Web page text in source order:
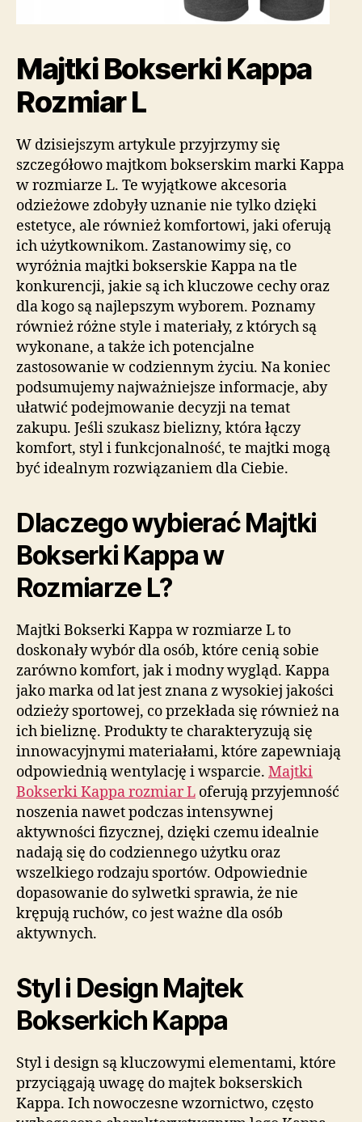
Majtki Bokserki Kappa
Rozmiar L
W dzisiejszym artykule przyjrzymy się
szczegółowo majtkom bokserskim marki Kappa
w rozmiarze L. Te wyjątkowe akcesoria
odzieżowe zdobyły uznanie nie tylko dzięki
estetyce, ale również komfortowi, jaki oferują
ich użytkownikom. Zastanowimy się, co
wyróżnia majtki bokserskie Kappa na tle
konkurencji, jakie są ich kluczowe cechy oraz
dla kogo są najlepszym wyborem. Poznamy
również różne style i materiały, z których są
wykonane, a także ich potencjalne
zastosowanie w codziennym życiu. Na koniec
podsumujemy najważniejsze informacje, aby
ułatwić podejmowanie decyzji na temat
zakupu. Jeśli szukasz bielizny, która łączy
komfort, styl i funkcjonalność, te majtki mogą
być idealnym rozwiązaniem dla Ciebie.
Dlaczego wybierać Majtki
Bokserki Kappa w
Rozmiarze L?
Majtki Bokserki Kappa w rozmiarze L to
doskonały wybór dla osób, które cenią sobie
zarówno komfort, jak i modny wygląd. Kappa
jako marka od lat jest znana z wysokiej jakości
odzieży sportowej, co przekłada się również na
ich bieliznę. Produkty te charakteryzują się
innowacyjnymi materiałami, które zapewniają
odpowiednią wentylację i wsparcie. Majtki
Bokserki Kappa rozmiar L oferują przyjemność
noszenia nawet podczas intensywnej
aktywności fizycznej, dzięki czemu idealnie
nadają się do codziennego użytku oraz
wszelkiego rodzaju sportów. Odpowiednie
dopasowanie do sylwetki sprawia, że nie
krępują ruchów, co jest ważne dla osób
aktywnych.
Styl i Design Majtek
Bokserkich Kappa
Styl i design są kluczowymi elementami, które
przyciągają uwagę do majtek bokserskich
Kappa. Ich nowoczesne wzornictwo, często